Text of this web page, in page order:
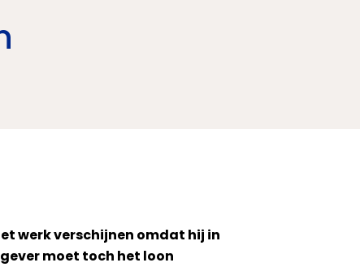
werk verschijnen omdat hij in
moet toch het loon